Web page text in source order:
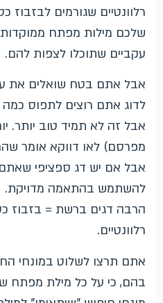
רלוונטיים שגורמים לבזבוז
שלכם מילות מפתח ממוקדות
עקביים שתוכלו לצפות להם.
אבל אתם בטח שואלים את
לדוג אתם רוצים לתפוס
אבל זה לא תמיד טוב יותר.
מפרסם) לאו דווקא אומר
אבל אם יש דג ספציפי
להשתמש בהתאמה מדויקת.
הרבה דגים ברשת = בזבוז
רלוונטיים.
אתם תרצו לשלוט במונחי
בהם, כי על כל מילת מפתח